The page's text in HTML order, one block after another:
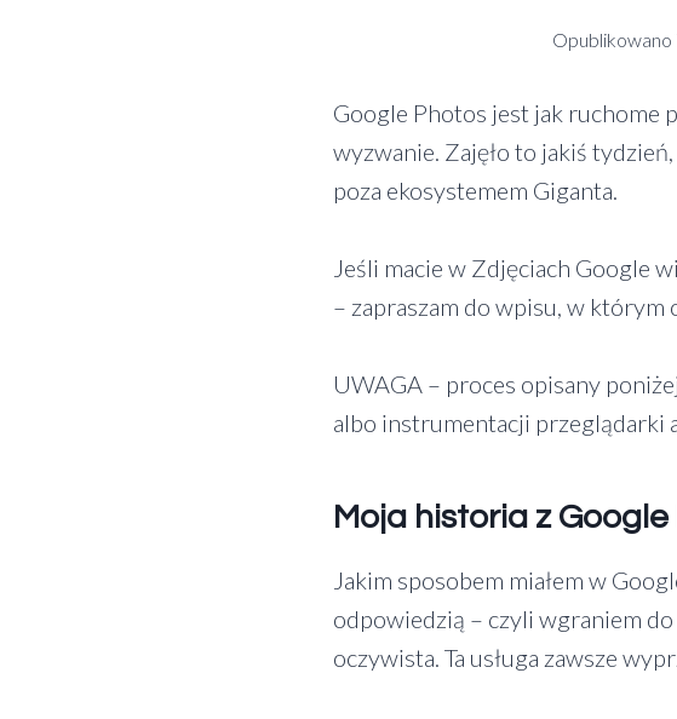
Opublikowano
Google Photos jest jak ruchome
wyzwanie. Zajęło to jakiś
poza ekosystemem Giganta.
Jeśli macie w Zdjęciach Google
– zapraszam do wpisu, w którym
UWAGA – proces opisany
albo instrumentacji przeglądarki
Moja historia z
Jakim sposobem miałem w
odpowiedzią – czyli wgraniem
oczywista. Ta usługa zawsze